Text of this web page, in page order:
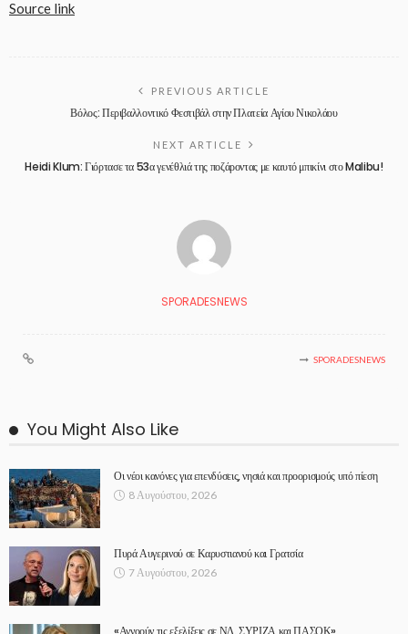
Source link
PREVIOUS ARTICLE
Βόλος: Περιβαλλοντικό Φεστιβάλ στην Πλατεία Αγίου Νικολάου
NEXT ARTICLE
Heidi Klum: Γιόρτασε τα 53α γενέθλιά της ποζάροντας με καυτό μπικίνι στο Malibu!
SPORADESNEWS
SPORADESNEWS
You Might Also Like
Οι νέοι κανόνες για επενδύσεις, νησιά και προορισμούς υπό πίεση
8 Αυγούστου, 2026
Πυρά Αυγερινού σε Καρυστιανού και Γρατσία
7 Αυγούστου, 2026